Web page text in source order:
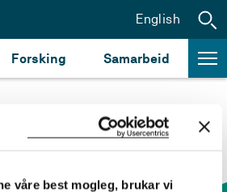
våre best mogleg, brukar vi
Forsking Samarbeid
English